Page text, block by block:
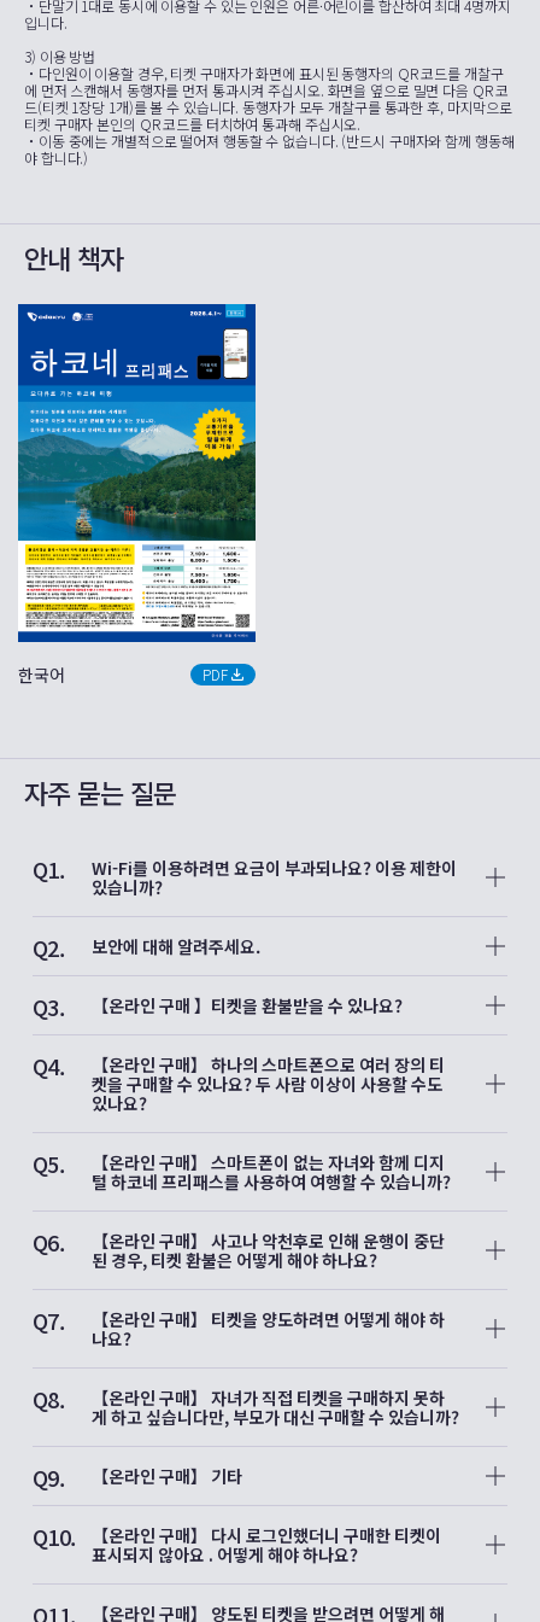
・단말기 1대로 동시에 이용할 수 있는 인원은 어른·어린이를 합산하여 최대 4명까지
입니다.
3) 이용 방법
・다인원이 이용할 경우, 티켓 구매자가 화면에 표시된 동행자의 QR 코드를 개찰구
에 먼저 스캔해서 동행자를 먼저 통과시켜 주십시오. 화면을 옆으로 밀면 다음 QR 코
드(티켓 1장당 1개)를 볼 수 있습니다. 동행자가 모두 개찰구를 통과한 후, 마지막으로
티켓 구매자 본인의 QR 코드를 터치하여 통과해 주십시오.
・이동 중에는 개별적으로 떨어져 행동할 수 없습니다. (반드시 구매자와 함께 행동해
야 합니다.)
안내 책자
한국어 PDF
자주 묻는 질문
Q1.
Wi-Fi를 이용하려면 요금이 부과되나요? 이용 제한이
있습니까?
A1.
무료로 이용할 수 있습니다. 이용 횟수에는 제한이 없으며, 무제
한으로 이용할 수 있습니다.
Q2. 보안에 대해 알려주세요.
A2. 고보안 통신 암호화 시스템 (WPA3)을 도입하고 있습니다.
Q3. 【온라인 구매 】티켓을 환불받을 수 있나요?
A3.
환불 가능 여부와 환불 조건은 티켓에 따라 다릅니다. 환불이 가
능한 티켓의 경우 티켓의 “자세한 내용 보기” 화면에 [환불] 버튼
이 표시됩니다: 버튼을 탭하여 환불 절차를 진행합니다. [환불]
버튼이 표시되지 않은 티켓은 원칙적으로 환불이 불가능합니다.
Q4.
【온라인 구매】 하나의 스마트폰으로 여러 장의 티
켓을 구매할 수 있나요? 두 사람 이상이 사용할 수도
있나요?
A4.
【로망스카 특급권】
하나의 스마트폰으로, 여러장의 티켓을 구매하는 것과 여러명이
이용하는 것이 각각 가능합니다. 승차 시에 티켓 제시는 필요하
지
않으나 열차 승무원이 요청할 경우에는 오다큐 디지털 티켓 공식
사이트(EMot 온라인 티켓) 홈 화면의 [특급권 구매/확인] 또는
EMot 앱 내
의 [특급권] 탭에서 이용 화면 제시해주시기 바랍니다.
【로망스카 특급권 이외의 티켓】
1.1대의 스마트폰으로 동시에 이용 가능한 매수는 1매 한정이며,
1장의 티켓으로 한사람만 이용 할수 있습니다. 어린이를 포함한
스마트폰을
가지고 있지 않은 사람은 이용 하실 수 없습니다. (예: 디지털 하
코네 프리패스)
2. 스마트폰 한 대에 여러장의 티켓은 동시에 사용 할수 있지만,
티켓 1매당 한 명에게만 유효합니다.
하나의 스마트폰에서 여러장의 티켓을 사용 할 때는 각 티켓별로
1매씩 티켓 화면을 제시해 주어야합니다.
3. 1매의 티켓으로도 구매 시 선택한 다 인원의 이용이 가능한 티
켓.
상기 1,2의 일부 티켓은 대표자가 여러 매를 구매한 경우에, 자녀
Q5.
【온라인 구매】 스마트폰이 없는 자녀와 함께 디지
털 하코네 프리패스를 사용하여 여행할 수 있습니까?
A5.
디지털 하코네 프리패스는 동일한 스마트폰에서 이용 가능한 매
수가 1매로 한정되어 있으며,
1매의 티켓으로 이용 가능한 인원은 1인 한정입니다. 따라서 자
녀 뿐만 아니라 스마트폰을 가지고 있지 않은 분은 이용하실 수
없습니다.
※6살 이하의 어린이는 무료입니다.(티켓은 필요하지 않습니다)
Q6.
【온라인 구매】 사고나 악천후로 인해 운행이 중단
된 경우, 티켓 환불은 어떻게 해야 하나요?
A6.
【특급 로망스카】
EMot 앱 및오다큐 디지털 티켓 공식 사이트(EMot 온라인 티켓)
를 통해 구매한
동으로 전액 환불됩니다.
또한 자동 환불 전에 고객님이 직접 환불 절차를 진행한 경우,
수수료가 일시적으로 부과될 수 있으나,
운행중단이 확인된 후 2일 이내에 해당 수수료는 환불됩니다.
【특급 로망스카 이외의 티켓】
운행중 사고로 인해 운행이 중단된 경우에는,
Q7.
【온라인 구매】 티켓을 양도하려면 어떻게 해야 하
나요?
A7. 양도 가능한 티켓 종류 및 양도 방법에 대한 자세한 내용은안내
페이지에서 확인해 주십시오.
Q8.
【온라인 구매】 자녀가 직접 티켓을 구매하지 못하
게 하고 싶습니다만, 부모가 대신 구매할 수 있습니까?
A8.
양도가 가능한 티켓이라면, 부모나 보호자의 자녀의 스마트폰
(※키즈용은 제외)으로 티켓을 구입 후 양도 할 수 있습니다. 양
도 가능한 티켓과 방법은 안내 페이지에서 확인해 주십시오.
※일본여행/도부톱투어스/오다큐여행의 예약사이트에서 티켓을
구매하신 분이나 쿠폰코드로 티켓을 구입하신 분은 양도가 불가
능 합니다. 스마트폰으로 티켓을 직접 발급 받아주시길 바랍니
Q9. 【온라인 구매】 기타
A9.
위 사항에 기재 되어있지 않는 내용 및 온라인 구매 관련 문의는
여기를 클릭해 주십시오.
Q10.
【온라인 구매】 다시 로그인했더니 구매한 티켓이
표시되지 않아요 . 어떻게 해야 하나요?
A10.
티켓 구매 시와 다른 방법으로 로그인한 경우에는, 티켓이 표시
되지 않습니다.
Q11.
【온라인 구매】 양도된 티켓을 받으려면 어떻게 해